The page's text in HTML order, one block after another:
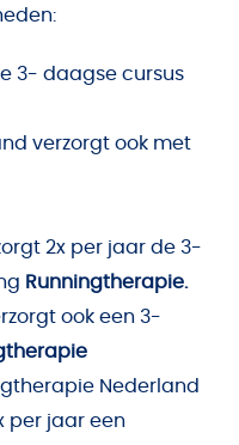
3- daagse cursus
verzorgt ook met
2x per jaar de 3-
Runningtherapie.
ook een 3-
Nederland
per jaar een